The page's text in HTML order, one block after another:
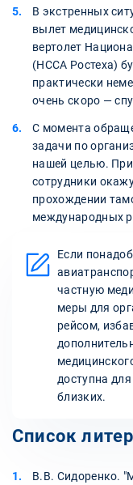
В экстренных
вылет
вертолет
(НССА Ростеха)
практически
очень скоро —
С момента
задачи по
нашей целью.
сотрудники
прохождении
международных
Если
частную
меры для
рейсом,
доступна
близких.
Список
В.В. Сидоренко.